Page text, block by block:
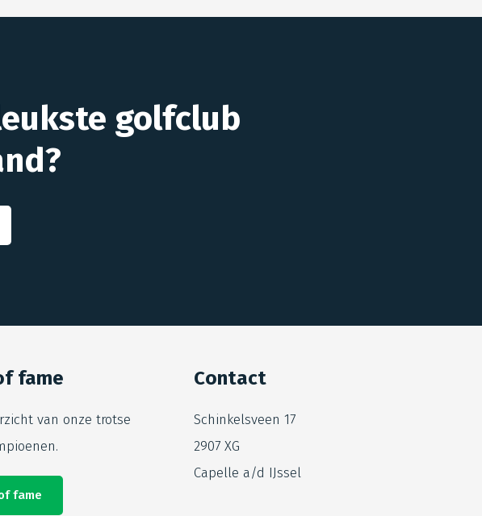
golfclub
fame
van onze trotse
fame
Contact
Schinkelsveen 17
2907 XG
Capelle a/d IJssel